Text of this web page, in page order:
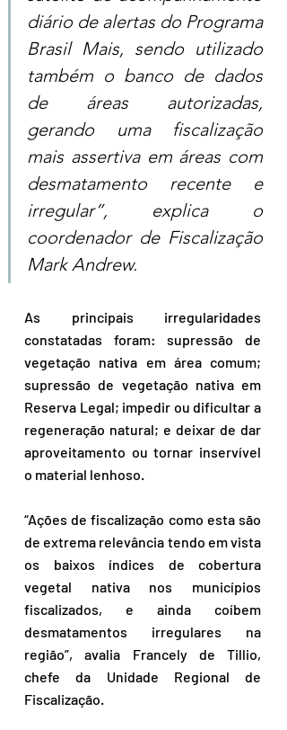
diário de alertas do Programa
Brasil Mais, sendo utilizado
também o banco de dados
de áreas autorizadas,
gerando uma fiscalização
mais assertiva em áreas com
desmatamento recente e
irregular”, explica o
coordenador de Fiscalização
Mark Andrew.
As principais irregularidades
constatadas foram: supressão de
vegetação nativa em área comum;
supressão de vegetação nativa em
Reserva Legal; impedir ou dificultar a
regeneração natural; e deixar de dar
aproveitamento ou tornar inservível
o material lenhoso.
“Ações de fiscalização como esta são
de extrema relevância tendo em vista
os baixos índices de cobertura
vegetal nativa nos municípios
fiscalizados, e ainda coíbem
desmatamentos irregulares na
região”, avalia Francely de Tillio,
chefe da Unidade Regional de
Fiscalização.